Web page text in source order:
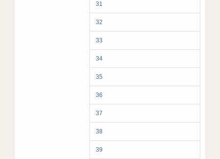
31
32
33
34
35
36
37
38
39